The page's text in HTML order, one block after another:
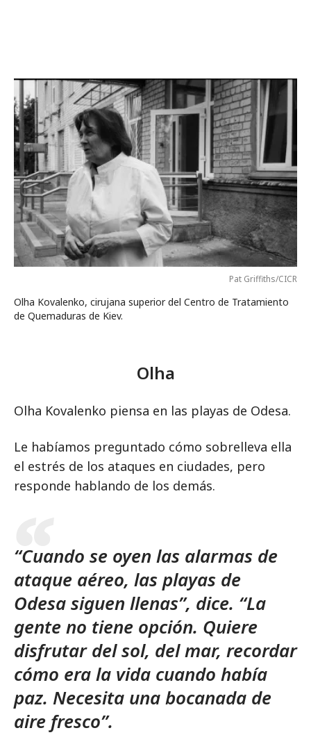
Pat Griffiths/CICR
Olha Kovalenko, cirujana superior del Centro de Tratamiento
de Quemaduras de Kiev.
Olha
Olha Kovalenko piensa en las playas de Odesa.
Le habíamos preguntado cómo sobrelleva ella
el estrés de los ataques en ciudades, pero
responde hablando de los demás.
“Cuando se oyen las alarmas de
ataque aéreo, las playas de
Odesa siguen llenas”, dice. “La
gente no tiene opción. Quiere
disfrutar del sol, del mar, recordar
cómo era la vida cuando había
paz. Necesita una bocanada de
aire fresco”.